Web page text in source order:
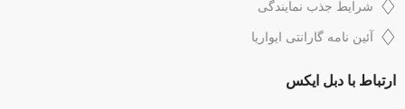
شرایط جذب نمایندگی
آئین نامه گارانتی ایواریا
ارتباط با دبل ایکس